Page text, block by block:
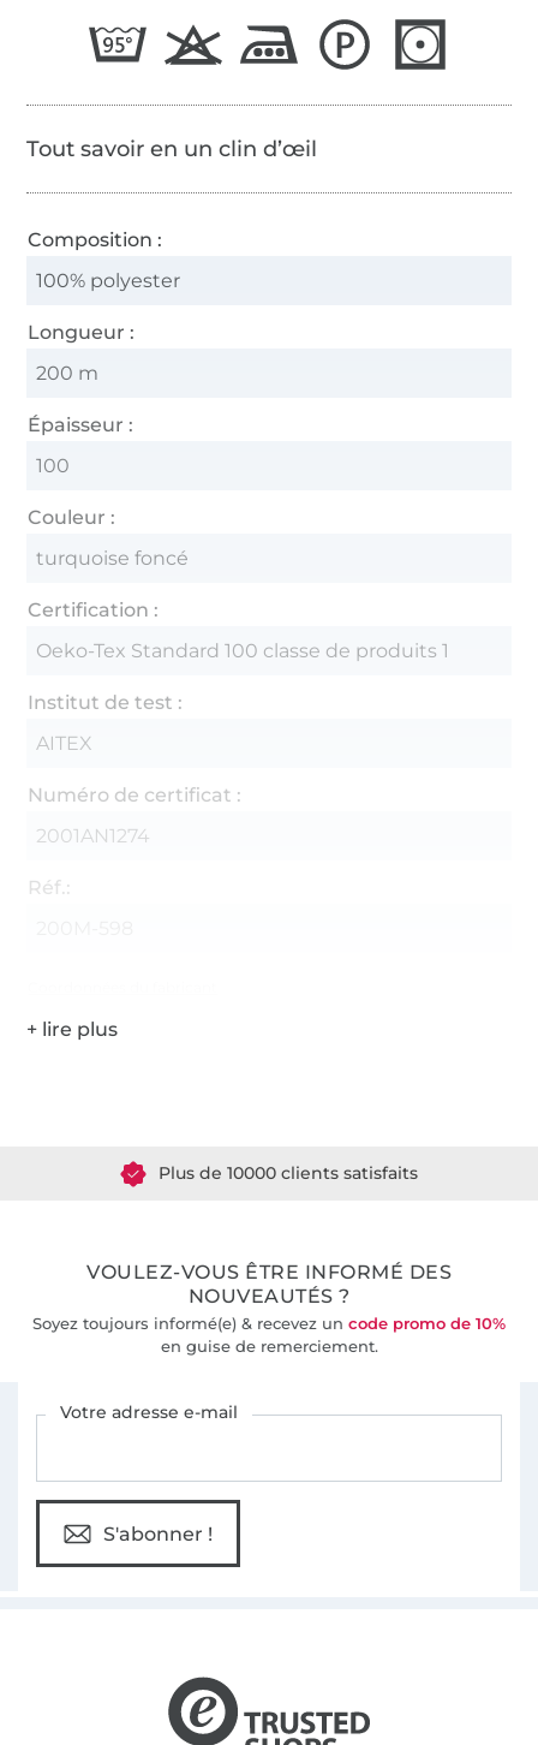
Tout savoir en un clin d’œil
Composition :
100% polyester
Longueur :
200 m
Épaisseur :
100
Couleur :
turquoise foncé
Certification :
Oeko-Tex Standard 100 classe de produits 1
Institut de test :
AITEX
Numéro de certificat :
2001AN1274
Réf.:
Plus de 10000 clients satisfaits
VOULEZ-VOUS ÊTRE INFORMÉ DES
NOUVEAUTÉS ?
Soyez toujours informé(e) & recevez un code promo de 10%
en guise de remerciement.
Votre adresse e-mail
S'abonner !